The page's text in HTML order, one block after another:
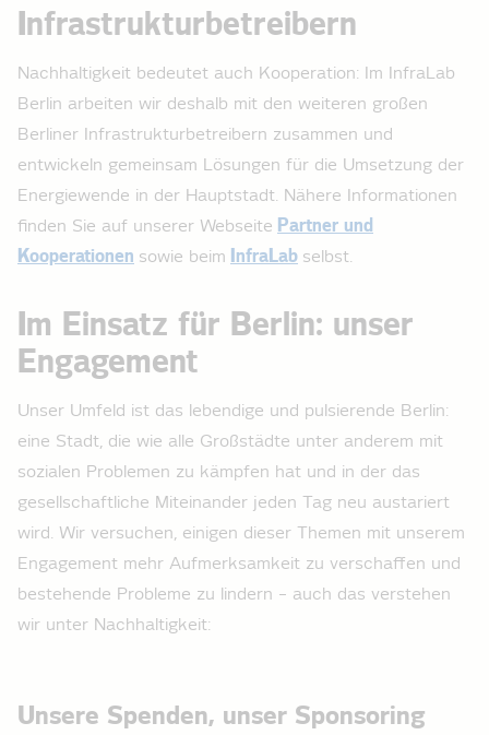
Infrastrukturbetreibern
Nachhaltigkeit bedeutet auch Kooperation: Im InfraLab
Berlin arbeiten wir deshalb mit den weiteren großen
Berliner Infrastrukturbetreibern zusammen und
entwickeln gemeinsam Lösungen für die Umsetzung der
Energiewende in der Hauptstadt. Nähere Informationen
finden Sie auf unserer Webseite Partner und
Kooperationen sowie beim InfraLab selbst.
Im Einsatz für Berlin: unser
Engagement
Unser Umfeld ist das lebendige und pulsierende Berlin:
eine Stadt, die wie alle Großstädte unter anderem mit
sozialen Problemen zu kämpfen hat und in der das
gesellschaftliche Miteinander jeden Tag neu austariert
wird. Wir versuchen, einigen dieser Themen mit unserem
Engagement mehr Aufmerksamkeit zu verschaffen und
bestehende Probleme zu lindern – auch das verstehen
wir unter Nachhaltigkeit:
Unsere Spenden, unser Sponsoring